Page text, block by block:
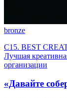
bronze
C15. BEST
Лучшая
организации
«Давайте